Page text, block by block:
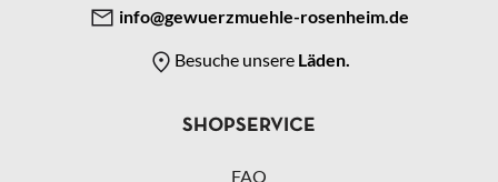
info@gewuerzmuehle-rosenheim.de
Besuche unsere Läden.
SHOPSERVICE
FAQ